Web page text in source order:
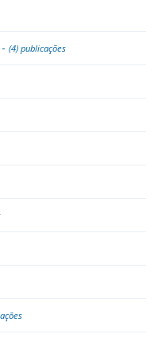
(4) publicações